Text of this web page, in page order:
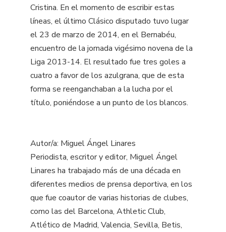
Cristina. En el momento de escribir estas
líneas, el último Clásico disputado tuvo lugar
el 23 de marzo de 2014, en el Bernabéu,
encuentro de la jornada vigésimo novena de la
Liga 2013-14. El resultado fue tres goles a
cuatro a favor de los azulgrana, que de esta
forma se reenganchaban a la lucha por el
título, poniéndose a un punto de los blancos.
Autor/a: Miguel Ángel Linares
Periodista, escritor y editor, Miguel Ángel
Linares ha trabajado más de una década en
diferentes medios de prensa deportiva, en los
que fue coautor de varias historias de clubes,
como las del Barcelona, Athletic Club,
Atlético de Madrid, Valencia, Sevilla, Betis,